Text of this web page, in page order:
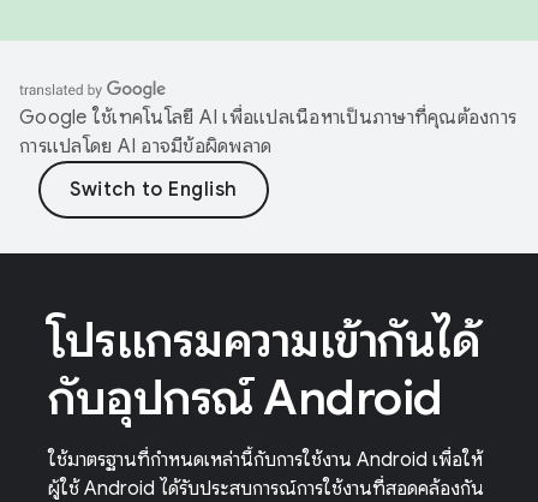
Google ใช้เทคโนโลยี AI เพื่อแปลเนื้อหาเป็นภาษาที่คุณต้องการ
การแปลโดย AI อาจมีข้อผิดพลาด
โปรแกรมความเข้ากันได้
กับอุปกรณ์ Android
ใช้มาตรฐานที่กำหนดเหล่านี้กับการใช้งาน Android เพื่อให้
ผู้ใช้ Android ได้รับประสบการณ์การใช้งานที่สอดคล้องกัน